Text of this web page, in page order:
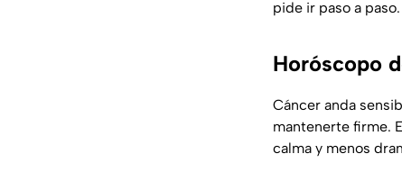
pide ir paso a paso.
Horóscopo
Cáncer anda
mantenerte firme.
calma y menos